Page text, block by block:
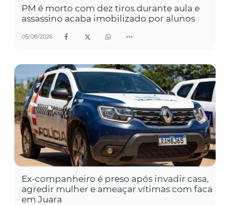
PM é morto com dez tiros durante aula e
assassino acaba imobilizado por alunos
05/08/2026
Ex-companheiro é preso após invadir casa,
agredir mulher e ameaçar vítimas com faca
em Juara